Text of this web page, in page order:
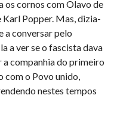
os cornos com Olavo de
Karl Popper. Mas, dizia-
a conversar pelo
a ver se o fascista dava
a companhia do primeiro
com o Povo unido,
nestes tempos